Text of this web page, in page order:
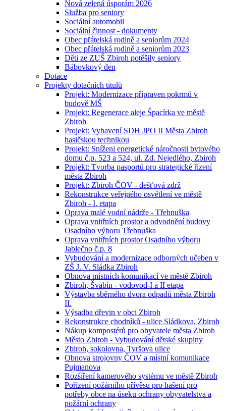
Nová zelená úsporám 2026
Služba pro seniory
Sociální automobil
Sociální činnost - dokumenty
Obec přátelská rodině a seniorům 2024
Obec přátelská rodině a seniorům 2023
Děti ze ZUŠ Zbiroh potěšily seniory
Bábovkový den
Dotace
Projekty dotačních titulů
Projekt: Modernizace přípraven pokrmů v
budově MŠ
Projekt: Regenerace aleje Špacírka ve městě
Zbiroh
Projekt: Vybavení SDH JPO II Města Zbiroh
hasičskou technikou
Projekt: Sníženi energetické náročnosti bytového
domu č.p. 523 a 524, ul. Zd. Nejedlého, Zbiroh
Projekt: Tvorba pasportů pro strategické řízení
města Zbiroh
Projekt: Zbiroh ČOV - dešťová zdrž
Rekonstrukce veřejného osvětlení ve městě
Zbiroh - I. etapa
Oprava malé vodní nádrže - Třebnuška
Oprava vnitřních prostor a odvodnění budovy
Osadního výboru Třebnuška
Oprava vnitřních prostor Osadního výboru
Jablečno č.p. 8
Vybudování a modernizace odborných učeben v
ZŠ J. V. Sládka Zbiroh
Obnova místních komunikací ve městě Zbiroh
Zbiroh, Švabín - vodovod-I a II etapa
Výstavba sběrného dvora odpadů města Zbiroh
II.
Výsadba dřevin v obci Zbiroh
Rekonstrukce chodníků - ulice Sládkova, Zbiroh
Nákup kompostérů pro obyvatele města Zbiroh
Město Zbiroh - Vybudování dětské skupiny
Zbiroh, sokolovna, Tyršova ulice
Obnova strojovny ČOV a místní komunikace
Pujmanova
Rozšíření kamerového systému ve městě Zbiroh
Pořízení požárního přívěsu pro hašení pro
potřeby obce na úseku ochrany obyvatelstva a
požární ochrany